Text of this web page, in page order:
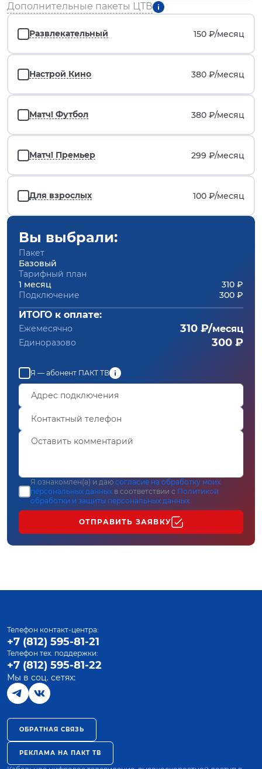
Дополнительные пакеты ЦТВ
Развлекательный 150 ₽/месяц
Настрой Кино 380 ₽/месяц
Матч! Футбол 380 ₽/месяц
Матч! Премьер 299 ₽/месяц
Для взрослых 100 ₽/месяц
Вы выбрали:
Пакет
Базовый
Тарифный план
1 месяц
310 ₽
Подключение
300 ₽
ИТОГО к оплате:
Ежемесячно 310 ₽/месяц
Единоразово 300 ₽
Я — абонент ПАКТ ТВ
Я ознакомлен(а) и даю согласие на обработку моих
персональных данных в соответствии с Политикой
обработки и защиты персональных данных
ОТПРАВИТЬ ЗАЯВКУ
Телефон контакт-центра:
+7 (812) 595-81-21
Телефон тех. поддержки:
+7 (812) 595-81-22
Мы в соц. сетях:
ОБРАТНАЯ СВЯЗЬ
РЕКЛАМА НА ПАКТ ТВ